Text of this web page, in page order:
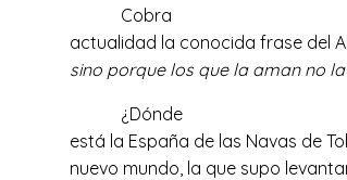
Cobra
actualidad la conocida frase del
sino porque los que la aman no
¿Dónde
está la España de las Navas de
nuevo mundo, la que supo